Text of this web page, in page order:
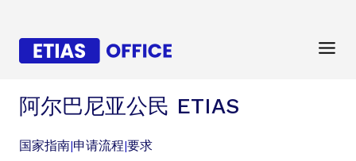
阿尔巴尼亚公民 ETIAS
国家指南|申请流程|要求